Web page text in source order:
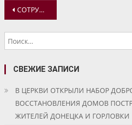
Навигация
по
записям
СОТРУДНИКИ УГОЛОВНО-ИСПОЛНИТЕЛЬНОЙ ИНСПЕКЦИИ ПОСЕТИЛИ СВЯТО-ВВЕДЕНСКИЙ ТОЛГСКИЙ ЖЕНСКИЙ МОНАСТЫРЬ
СВЕЖИЕ ЗАПИСИ
В ЦЕРКВИ ОТКРЫЛИ НАБОР
ВОССТАНОВЛЕНИЯ ДОМОВ
ЖИТЕЛЕЙ ДОНЕЦКА И ГОРЛОВКИ